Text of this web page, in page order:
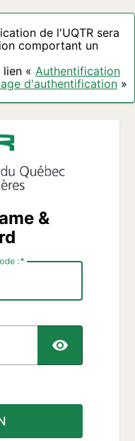
de l'UQTR sera
comportant un
« Authentification
d'authentification »
&
: